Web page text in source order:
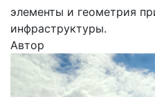
элементы и геометрия
инфраструктуры.
Автор